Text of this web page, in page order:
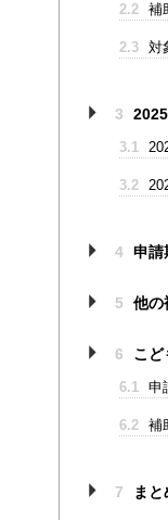
2.2 補
2.3 対
3
3.1
3.2
4 申請
5 他の
6 こど
6.1 申
6.2 補
7 まと